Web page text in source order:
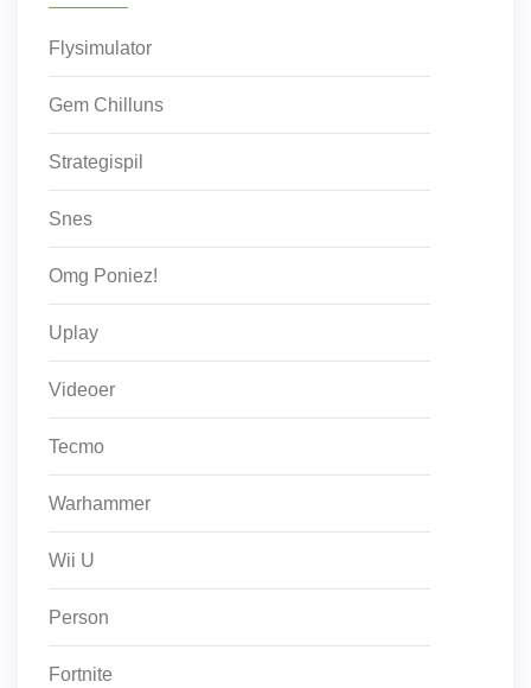
Flysimulator
Gem Chilluns
Strategispil
Snes
Omg Poniez!
Uplay
Videoer
Tecmo
Warhammer
Wii U
Person
Fortnite